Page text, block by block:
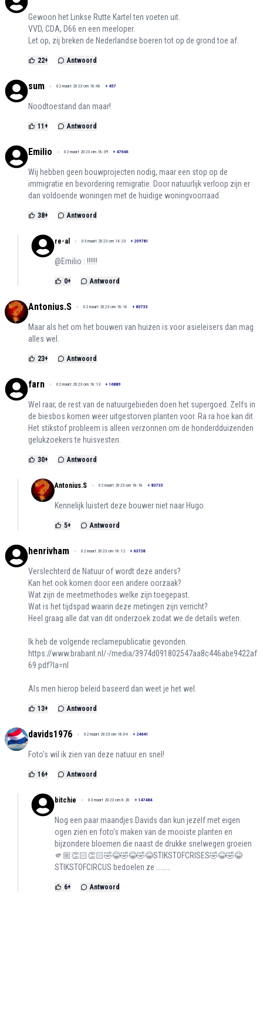
Gewoon het Linkse Rutte Kartel ten voeten uit.
VVD, CDA, D66 en een meeloper.
Let op, zij breken de Nederlandse boeren tot op de grond toe af.
22+ Antwoord
sum 02 maart 2023 om 18:48 + 457
Noodtoestand dan maar!
11+ Antwoord
Emilio 02 maart 2023 om 18:39 + 47646
Wij hebben geen bouwprojecten nodig, maar een stop op de
immigratie en bevordering remigratie. Door natuurlijk verloop zijn er
dan voldoende woningen met de huidige woningvoorraad.
38+ Antwoord
re-al 03 maart 2023 om 14:23 + 209781
@Emilio : !!!!!!
0+ Antwoord
Antonius.S 02 maart 2023 om 18:16 + 83733
Maar als het om het bouwen van huizen is voor asieleisers dan mag
alles wel.
23+ Antwoord
farn 02 maart 2023 om 18:13 + 16889
Wel raar, de rest van de natuurgebieden doen het supergoed. Zelfs in
de biesbos komen weer uitgestorven planten voor. Ra ra hoe kan dit.
Het stikstof probleem is alleen verzonnen om de honderdduizenden
gelukzoekers te huisvesten.
30+ Antwoord
Antonius.S 02 maart 2023 om 18:18 + 83733
Kennelijk luistert deze bouwer niet naar Hugo.
5+ Antwoord
henrivham 02 maart 2023 om 18:12 + 63738
Verslechterd de Natuur of wordt deze anders?
Kan het ook komen door een andere oorzaak?
Wat zijn de meetmethodes welke zijn toegepast.
Wat is het tijdspad waarin deze metingen zijn verricht?
Heel graag alle dat van dit onderzoek zodat we de details weten.
Ik heb de volgende reclamepublicatie gevonden.
https://www.brabant.nl/-/media/3974d091802547aa8c446abe9422af
69.pdf?la=nl
Als men hierop beleid baseerd dan weet je het wel.
13+ Antwoord
davids1976 02 maart 2023 om 18:04 + 24641
Foto's wil ik zien van deze natuur en snel!
16+ Antwoord
bitchie 03 maart 2023 om 8:20 + 147484
Nog een paar maandjes Davids dan kun jezelf met eigen
ogen zien en foto’s maken van de mooiste planten en
bijzondere bloemen die naast de drukke snelwegen groeien
🫵🏼👏🏻👏🏻🤣😂🤣😂🤣😂STIKSTOFCRISES🤣😂🤣😂
STIKSTOFCIRCUS bedoelen ze ………
6+ Antwoord